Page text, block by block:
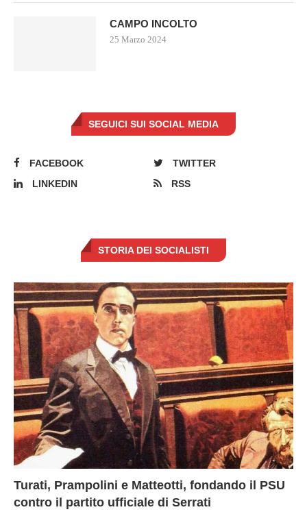
CAMPO INCOLTO
25 Marzo 2024
SEGUICI SUI SOCIAL MEDIA
FACEBOOK
TWITTER
LINKEDIN
RSS
STORIA DEI SOCIALISTI
Turati, Prampolini e Matteotti, fondando il PSU
contro il partito ufficiale di Serrati